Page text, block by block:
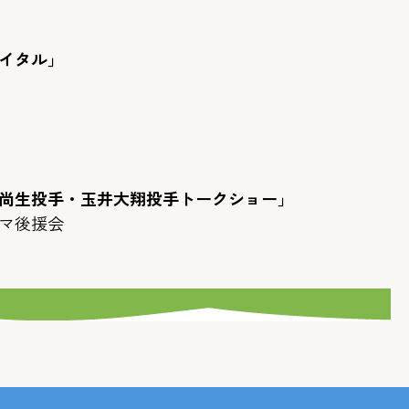
タル」
投手・玉井大翔投手トークショー」
後援会